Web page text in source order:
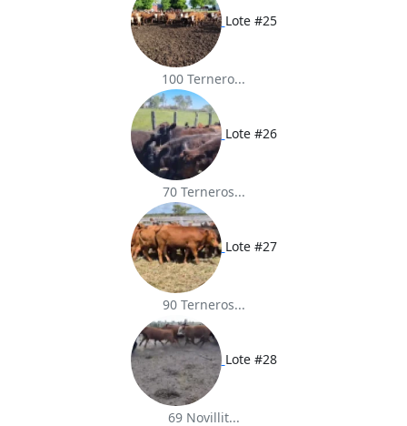
Lote #25
100 Ternero...
Lote #26
70 Terneros...
Lote #27
90 Terneros...
Lote #28
69 Novillit...